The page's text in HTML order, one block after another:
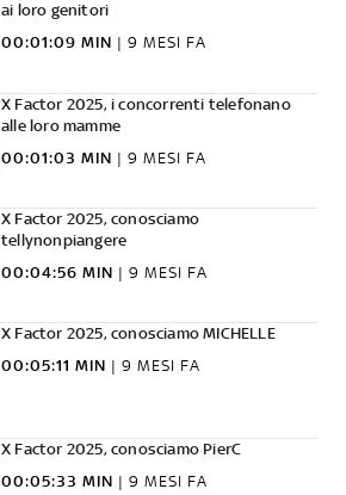
ai loro genitori
00:01:09 MIN | 9 MESI FA
X Factor 2025, i concorrenti telefonano
alle loro mamme
00:01:03 MIN | 9 MESI FA
X Factor 2025, conosciamo
tellynonpiangere
00:04:56 MIN | 9 MESI FA
X Factor 2025, conosciamo MICHELLE
00:05:11 MIN | 9 MESI FA
X Factor 2025, conosciamo PierC
00:05:33 MIN | 9 MESI FA